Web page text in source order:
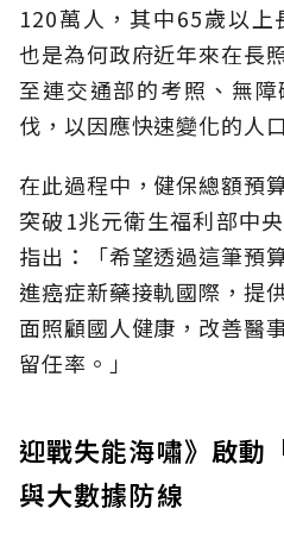
120萬人，其中65歲以
也是為何政府近年來在長
至連交通部的考照、無
伐，以因應快速變化的人
在此過程中，健保總額預
突破1兆元衛生福利部中
指出：「希望透過這筆預
進癌症新藥接軌國際，提
面照顧國人健康，改善醫
留任率。」
迎戰失能海嘯》啟動
與大數據防線